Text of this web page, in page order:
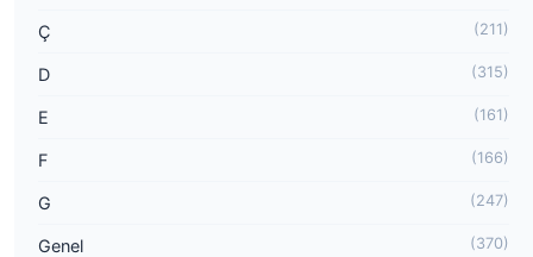
Ç (211)
D (315)
E (161)
F (166)
G (247)
Genel (370)